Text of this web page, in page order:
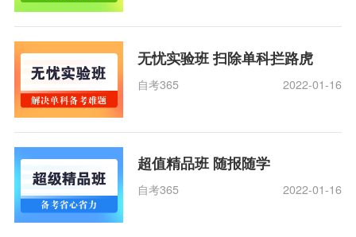
无忧实验班 扫除单科拦路虎
自考365 2022-01-16
超值精品班 随报随学
自考365 2022-01-16